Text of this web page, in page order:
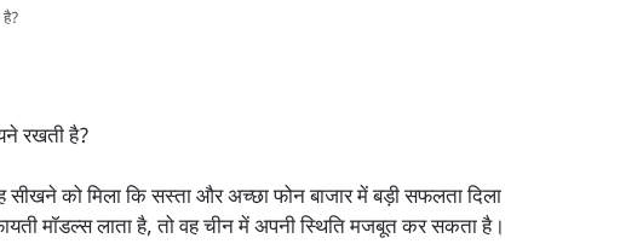
रखती है?
को मिला कि सस्ता और अच्छा फोन बाजार में बड़ी सफलता दिला
मॉडल्स लाता है, तो वह चीन में अपनी स्थिति मजबूत कर सकता है।